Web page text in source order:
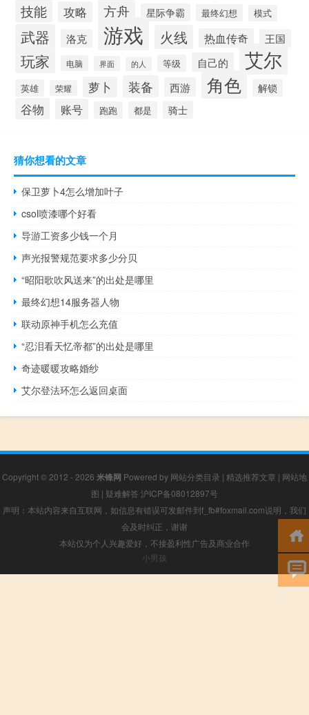
技能 攻略 方舟 星际争霸 最终幻想 模式
武器 洛克 游戏 火线 热血传奇 王国
玩家 电脑 界面 的人 等级 自己的 艾尔
英雄 荣耀 萝卜 装备 西游 角色 解锁
谷物 账号 跑跑 都是 骑士
猜你想看的文章
保卫萝卜4怎么增加叶子
csol喷漆哪个好看
导游工资多少钱一个月
声光报警规范要求多少分贝
“昭阳歌吹风送来”的出处是哪里
最终幻想14服务器人物
联动原神手机怎么充值
“忍泪看天忆帝都”的出处是哪里
奇迹暖暖攻略婚纱
艾尔登法环怎么返回桌面
Copyright © 2012 - 2026 米锋网 Powered by 网站分类目录 | 精选推荐文章 | 网站地
图 | 疑难解答 沪ICP备08012897号
声明：本站内容来自互联网，如信息有错误可发邮件到f_fb#foxmail.com说明，我们
会及时纠正，谢谢
本站仅为个人兴趣爱好，不接盈利性广告及商业合作
小男孩